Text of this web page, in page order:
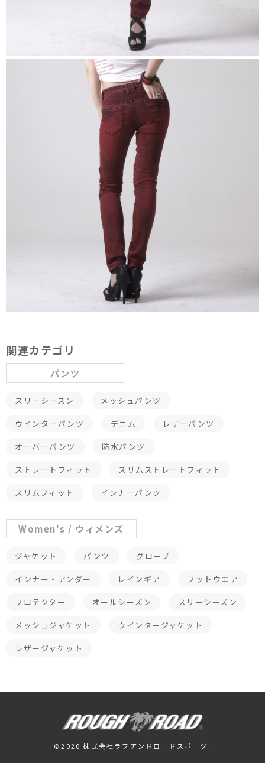
関連カテゴリ
パンツ
スリーシーズン メッシュパンツ
ウインターパンツ デニム レザーパンツ
オーバーパンツ 防水パンツ
ストレートフィット スリムストレートフィット
スリムフィット インナーパンツ
Women's / ウィメンズ
ジャケット パンツ グローブ
インナー・アンダー レインギア フットウエア
プロテクター オールシーズン スリーシーズン
メッシュジャケット ウインタージャケット
レザージャケット
©2020 株式会社ラフアンドロードスポーツ.